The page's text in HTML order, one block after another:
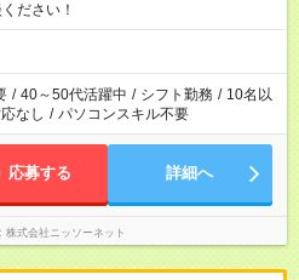
ださい！
/ 40～50代活躍中 / シフト勤務 / 10名以
なし / パソコンスキル不要
応募する 詳細へ
株式会社ニッソーネット